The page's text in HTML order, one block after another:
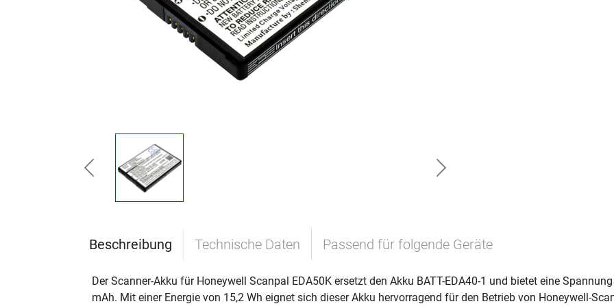
Previous Next
Beschreibung Technische Daten Passend für folgende Geräte
Der Scanner-Akku für Honeywell Scanpal EDA50K ersetzt den Akku BATT-EDA40-1 und bietet eine
mAh. Mit einer Energie von 15,2 Wh eignet sich dieser Akku hervorragend für den Betrieb von Honeywell-